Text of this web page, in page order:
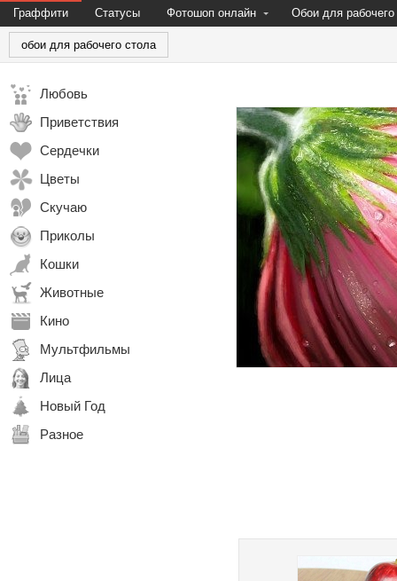
Граффити Статусы Фотошоп онлайн Обои для рабочего
обои для рабочего стола
Любовь
Приветствия
Сердечки
Цветы
Скучаю
Приколы
Кошки
Животные
Кино
Мультфильмы
Лица
Новый Год
Разное